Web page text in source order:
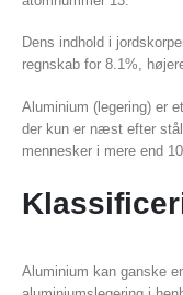
Dens indhold i
regnskab for 8.1%,
Aluminium (legering) er
der kun er næst efter
mennesker i mere end
Aluminium kan ganske